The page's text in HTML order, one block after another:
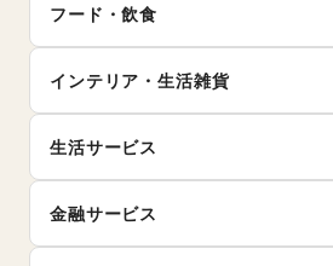
レディースファッション
ユニセックス
インナー・ルームウェア
キッズ・ベビー・マタニティ
スポーツ
シーズナルウェア
腕時計
靴
フード・飲食
和菓子
パン
お弁当・惣菜
軽食・ホットスナック
コーヒー・紅茶
その他飲料
インテリア・生活雑貨
寝具・ベッド
家具・家電
キッチン雑貨・調理器具
掃除用品・生活便利品
文房具
生活サービス
インターネット・プロバイダ
電気・ガス
金融サービス